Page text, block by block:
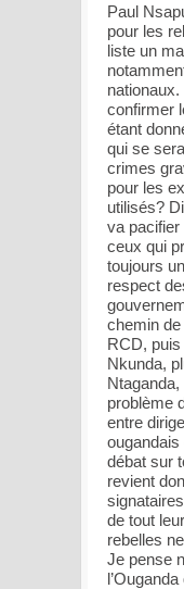
Paul
pour les
liste un
confirmer
étant
qui se
crimes
pour les
utilisés?
va pacifier
ceux qui
toujours
respect
chemin de
RCD,
Nkunda,
problème
entre
débat sur
revient
de tout
rebelles
Je pense